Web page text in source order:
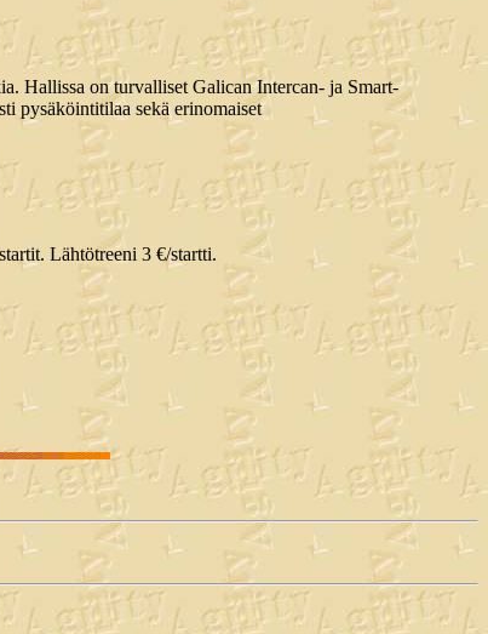
Hallissa on turvalliset Galican Intercan- ja Smart-
pysäköintitilaa sekä erinomaiset
Lähtötreeni 3 €/startti.